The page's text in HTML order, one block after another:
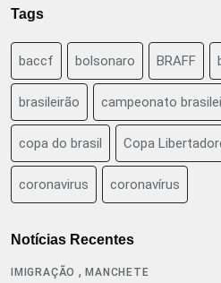
Tags
baccf bolsonaro BRAFF
brasileirão campeonato
copa do brasil Copa
coronavirus coronavírus
Notícias Recentes
IMIGRAÇÃO ,MANCHETE